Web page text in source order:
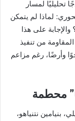
لمسار
لماذا لم يتمكن
على هذا
من تنفيذ
وأرضًا، رغم مزاعم
محطمة
بنيامين نتنياهو،